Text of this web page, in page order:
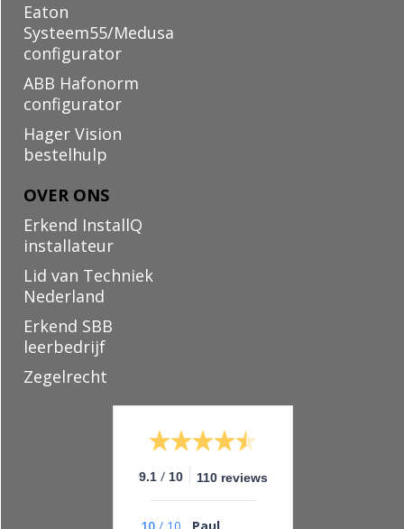
Eaton
Systeem55/Medusa
configurator
ABB Hafonorm
configurator
Hager Vision
bestelhulp
OVER ONS
Erkend InstallQ
installateur
Lid van Techniek
Nederland
Erkend SBB
leerbedrijf
Zegelrecht
9.1 / 10 110 reviews